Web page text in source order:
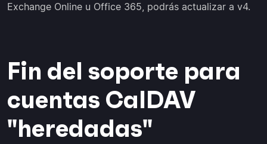
Exchange Online u Office 365, podrás actualizar a v4.
Fin del soporte para
cuentas CalDAV
"heredadas"